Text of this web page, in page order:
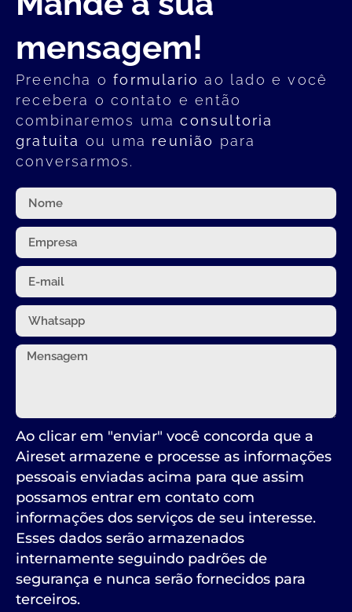
mensagem!
Preencha oformulario ao lado e você
recebera o contato e então
combinaremos umaconsultoria
gratuita ou uma reunião para
conversarmos.
Ao clicar em "enviar" você concorda que a
Aireset armazene e processe as informações
pessoais enviadas acima para que assim
possamos entrar em contato com
informações dos serviços de seu interesse.
Esses dados serão armazenados
internamente seguindo padrões de
segurança e nunca serão fornecidos para
terceiros.